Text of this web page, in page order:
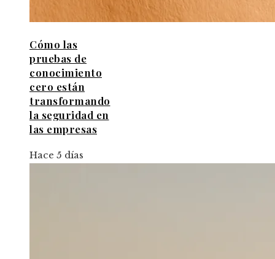
Cómo las
pruebas de
conocimiento
cero están
transformando
la seguridad en
las empresas
Hace 5 días